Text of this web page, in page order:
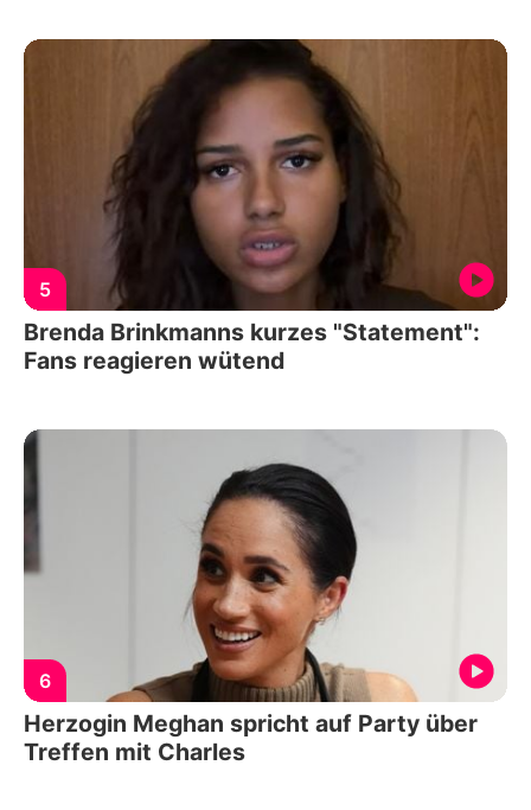
5
Brenda Brinkmanns kurzes "Statement":
Fans reagieren wütend
6
Herzogin Meghan spricht auf Party über
Treffen mit Charles